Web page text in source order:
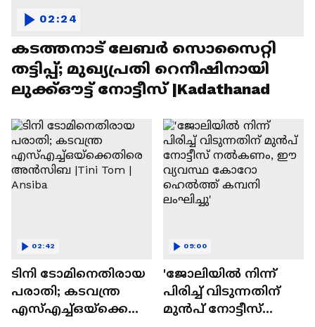
കടത്തനാട് ലേബർ സൊസൈറ്റി
തട്ടിപ്പ്; മുഖ്യപ്രതി റെനീഷിനായി
ലുക്ക്ഔട്ട് നോട്ടീസ് |Kadathanad
02:24
ടിനി ടോമിനെതിരായ
പരാതി; കടവന്ത്ര
എസ്എച്ച്ഒയ്ക്കെതി
02:42
'ജോലിയിൽ നിന്ന്
പിരിച്ച് വിടുന്നതിന്
മുൻപ് നോട്ടീസ്
09:00